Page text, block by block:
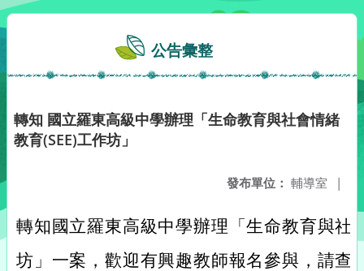
公告彙整
轉知 國立羅東高級中學辦理「生命教育與社會情緒
教育(SEE)工作坊」
發布單位： 輔導室 |
轉知國立羅東高級中學辦理「生命教育與社
坊」一案，歡迎有興趣教師報名參與，請查